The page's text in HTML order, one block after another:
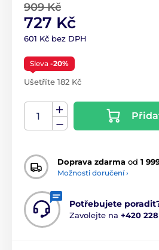
909 Kč
727 Kč
601 Kč bez DPH
Sleva -20%
Ušetříte 182 Kč
Doprava zdarma od 1
Možnosti doručení ›
Potřebujete
Zavolejte na +420